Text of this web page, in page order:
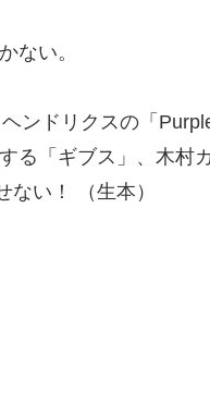
ない。
ンドリクスの「
る「ギブス」、木村
ない！ （生本）